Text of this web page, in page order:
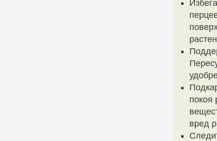
покоя
вред